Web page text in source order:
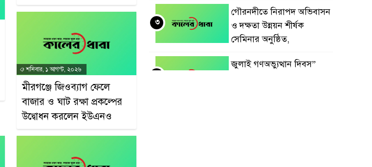
শনিবার, ১ আগস্ট, ২০২৬
মীরগঞ্জে জিওব্যাগ ফেলে
বাজার ও ঘাট রক্ষা প্রকল্পের
উদ্বোধন করলেন ইউএনও
গৌরনদীতে নিরাপদ অভিবাসন
ও দক্ষতা উন্নয়ন শীর্ষক
সেমিনার অনুষ্ঠিত,
৩
জুলাই গণঅভ্যুত্থান দিবস”